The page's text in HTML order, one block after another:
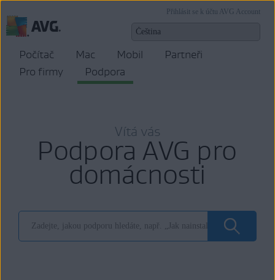
Přihlásit se k účtu AVG Account
Počítač Mac Mobil
Partneři
Pro firmy
Podpora
Vítá vás
Podpora AVG pro
domácnosti